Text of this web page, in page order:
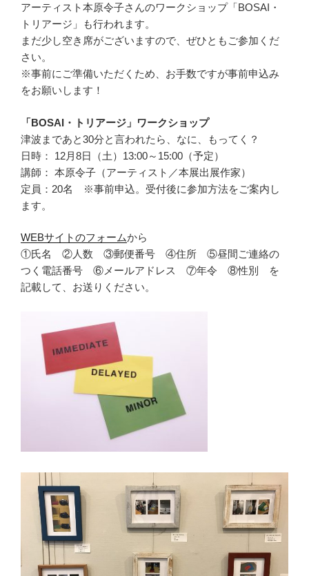
アーティスト本原令子さんのワークショップ「BOSAI・
トリアージ」も行われます。
まだ少し空き席がございますので、ぜひともご参加くだ
さい。
※事前にご準備いただくため、お手数ですが事前申込み
をお願いします！
「BOSAI・トリアージ」ワークショップ
津波まであと30分と言われたら、なに、もってく？
日時： 12月8日（土）13:00～15:00（予定）
講師： 本原令子（アーティスト／本展出展作家）
定員：20名 ※事前申込。受付後に参加方法をご案内し
ます。
WEBサイトのフォームから
①氏名 ②人数 ③郵便番号 ④住所 ⑤昼間ご連絡の
つく電話番号 ⑥メールアドレス ⑦年令 ⑧性別 を
記載して、お送りください。